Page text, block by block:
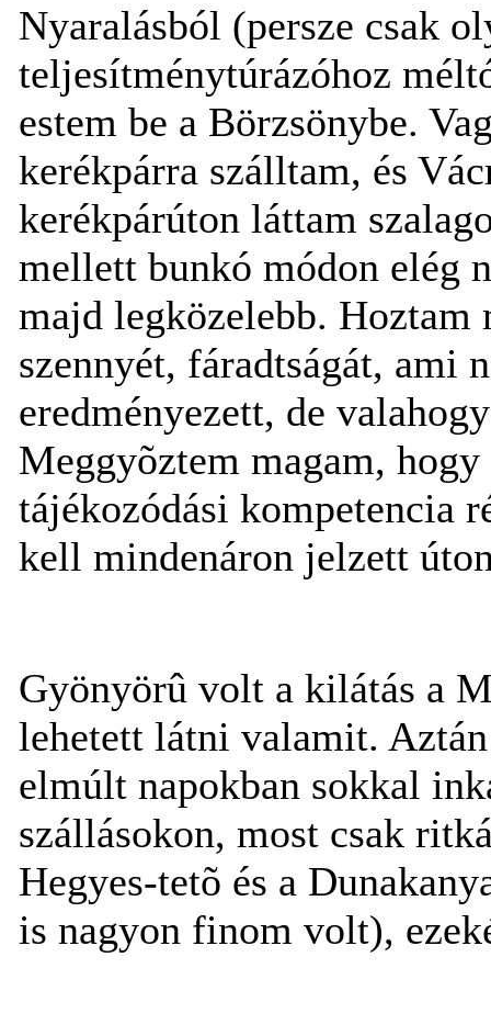
Nyaralásból (persze csak
teljesítménytúrázóhoz
estem be a Börzsönybe.
kerékpárra szálltam, és
kerékpárúton láttam
mellett bunkó módon elég
majd legközelebb. Hoztam
szennyét, fáradtságát, ami
eredményezett, de
Meggyõztem magam,
tájékozódási kompetencia
kell mindenáron jelzett
Gyönyörû volt a kilátás a
lehetett látni valamit.
elmúlt napokban sokkal
szállásokon, most csak
Hegyes-tetõ és a
is nagyon finom volt),